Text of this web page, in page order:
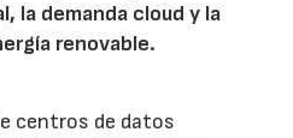
la demanda cloud y la
renovable.
centros de datos